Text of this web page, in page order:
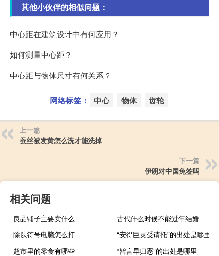
其他小伙伴的相似问题：
中心距在建筑设计中有何应用？
如何测量中心距？
中心距与物体尺寸有何关系？
网络标签： 中心 物体 齿轮
上一篇
蚕丝被发黄怎么洗才能洗掉
下一篇
伊朗对中国免签吗
相关问题
良品铺子主要卖什么
古代什么时候不能过年结婚
除以符号电脑怎么打
“安得巨灵受请托”的出处是哪里
超市里的零食有哪些
“皆言早归恶”的出处是哪里